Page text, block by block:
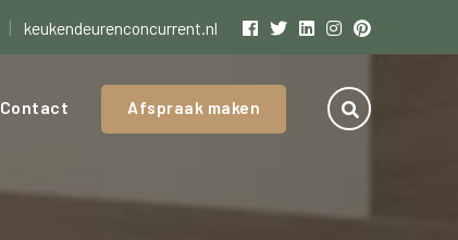
keukendeurenconcurrent.nl
Contact Afspraak maken